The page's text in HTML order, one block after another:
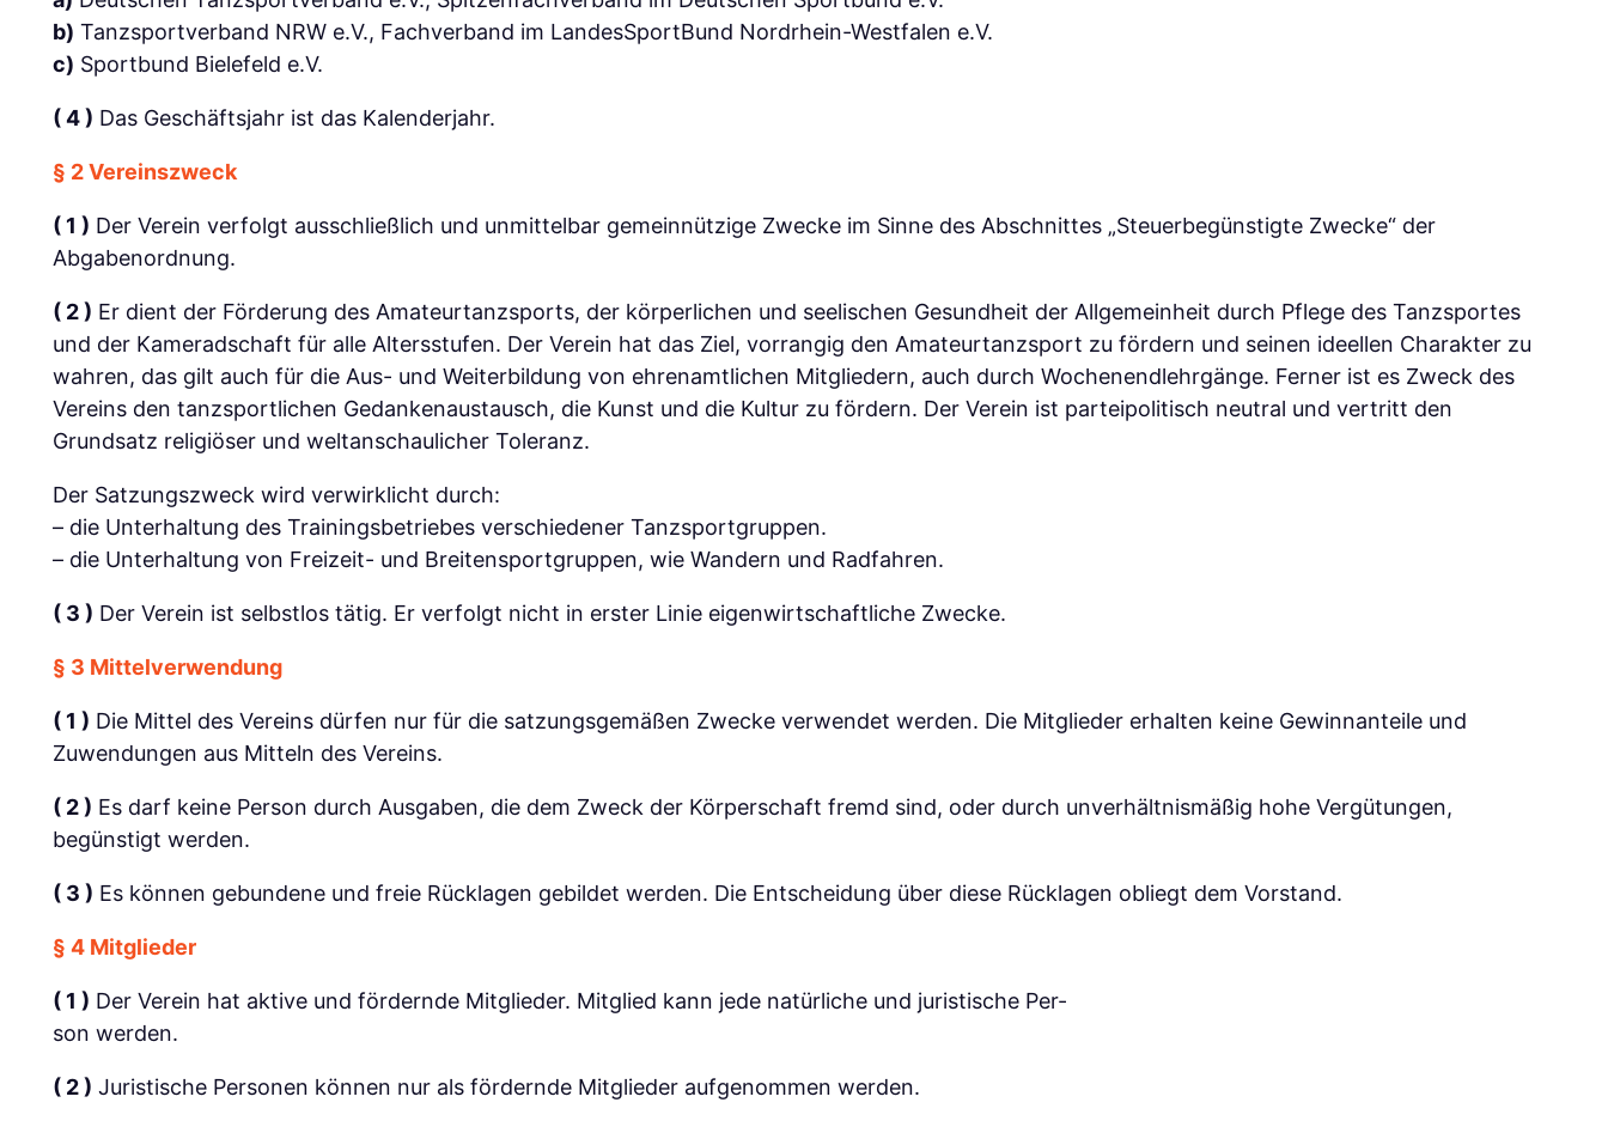
b) Tanzsportverband NRW e.V., Fachverband im LandesSportBund Nordrhein-Westfalen e.V.
c) Sportbund Bielefeld e.V.
( 4 ) Das Geschäftsjahr ist das Kalenderjahr.
§ 2 Vereinszweck
( 1 ) Der Verein verfolgt ausschließlich und unmittelbar gemeinnützige Zwecke im Sinne des Abschnittes „Steuerbegünstigte Zwecke“ der
Abgabenordnung.
( 2 ) Er dient der Förderung des Amateurtanzsports, der körperlichen und seelischen Gesundheit der Allgemeinheit durch Pflege des Tanzsportes
und der Kameradschaft für alle Altersstufen. Der Verein hat das Ziel, vorrangig den Amateurtanzsport zu fördern und seinen ideellen Charakter zu
wahren, das gilt auch für die Aus- und Weiterbildung von ehrenamtlichen Mitgliedern, auch durch Wochenendlehrgänge. Ferner ist es Zweck des
Vereins den tanzsportlichen Gedankenaustausch, die Kunst und die Kultur zu fördern. Der Verein ist parteipolitisch neutral und vertritt den
Grundsatz religiöser und weltanschaulicher Toleranz.
Der Satzungszweck wird verwirklicht durch:
– die Unterhaltung des Trainingsbetriebes verschiedener Tanzsportgruppen.
– die Unterhaltung von Freizeit- und Breitensportgruppen, wie Wandern und Radfahren.
( 3 ) Der Verein ist selbstlos tätig. Er verfolgt nicht in erster Linie eigenwirtschaftliche Zwecke.
§ 3 Mittelverwendung
( 1 ) Die Mittel des Vereins dürfen nur für die satzungsgemäßen Zwecke verwendet werden. Die Mitglieder erhalten keine Gewinnanteile und
Zuwendungen aus Mitteln des Vereins.
( 2 ) Es darf keine Person durch Ausgaben, die dem Zweck der Körperschaft fremd sind, oder durch unverhältnismäßig hohe Vergütungen,
begünstigt werden.
( 3 ) Es können gebundene und freie Rücklagen gebildet werden. Die Entscheidung über diese Rücklagen obliegt dem Vorstand.
§ 4 Mitglieder
( 1 ) Der Verein hat aktive und fördernde Mitglieder. Mitglied kann jede natürliche und juristische Per-
son werden.
( 2 ) Juristische Personen können nur als fördernde Mitglieder aufgenommen werden.